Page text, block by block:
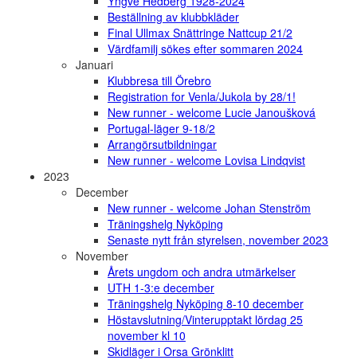
Beställning av klubbkläder
Final Ullmax Snättringe Nattcup 21/2
Värdfamilj sökes efter sommaren 2024
Januari
Klubbresa till Örebro
Registration for Venla/Jukola by 28/1!
New runner - welcome Lucie Janoušková
Portugal-läger 9-18/2
Arrangörsutbildningar
New runner - welcome Lovisa Lindqvist
2023
December
New runner - welcome Johan Stenström
Träningshelg Nyköping
Senaste nytt från styrelsen, november 2023
November
Årets ungdom och andra utmärkelser
UTH 1-3:e december
Träningshelg Nyköping 8-10 december
Höstavslutning/Vinterupptakt lördag 25
november kl 10
Skidläger i Orsa Grönklitt